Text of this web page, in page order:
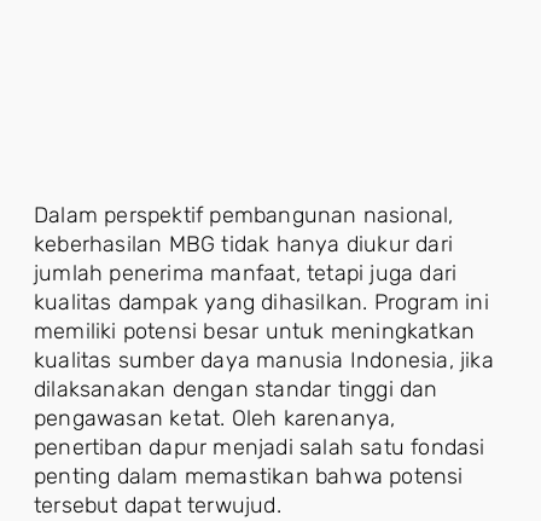
Dalam perspektif pembangunan nasional,
keberhasilan MBG tidak hanya diukur dari
jumlah penerima manfaat, tetapi juga dari
kualitas dampak yang dihasilkan. Program ini
memiliki potensi besar untuk meningkatkan
kualitas sumber daya manusia Indonesia, jika
dilaksanakan dengan standar tinggi dan
pengawasan ketat. Oleh karenanya,
penertiban dapur menjadi salah satu fondasi
penting dalam memastikan bahwa potensi
tersebut dapat terwujud.